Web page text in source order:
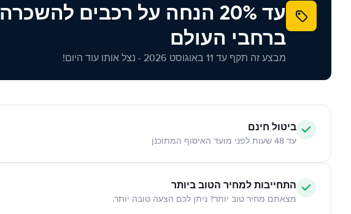
עד 20% הנחה על רכבים להשכרה
ברחבי העולם
מבצע זה תקף עד 11 באוגוסט 2026 - נצל אותו עוד היום!
ביטול חינם
עד 48 שעות לפני מועד האיסוף המתוכנן
התחייבות למחיר הטוב ביותר
מצאתם מחיר טוב יותר? ניתן לכם הצעה טובה יותר.